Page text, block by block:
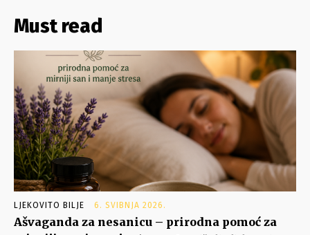
Must read
LJEKOVITO BILJE 6. SVIBNJA 2026.
Ašvaganda za nesanicu – prirodna pomoć za